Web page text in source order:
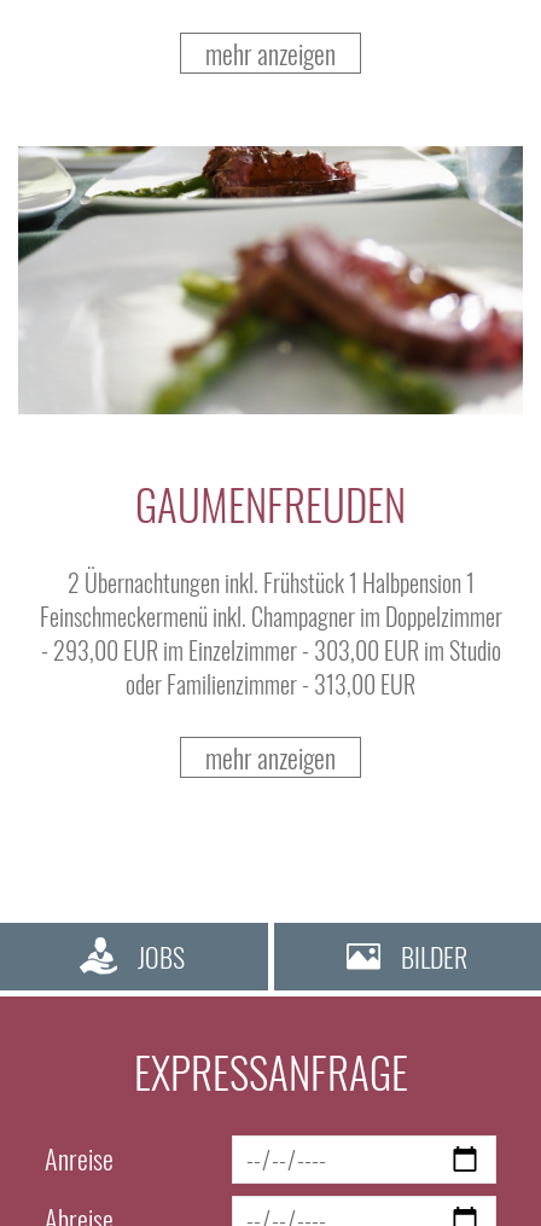
mehr anzeigen
GAUMENFREUDEN
2 Übernachtungen inkl. Frühstück 1 Halbpension 1
Feinschmeckermenü inkl. Champagner im Doppelzimmer
- 293,00 EUR im Einzelzimmer - 303,00 EUR im Studio
oder Familienzimmer - 313,00 EUR
mehr anzeigen
JOBS BILDER
EXPRESSANFRAGE
Anreise